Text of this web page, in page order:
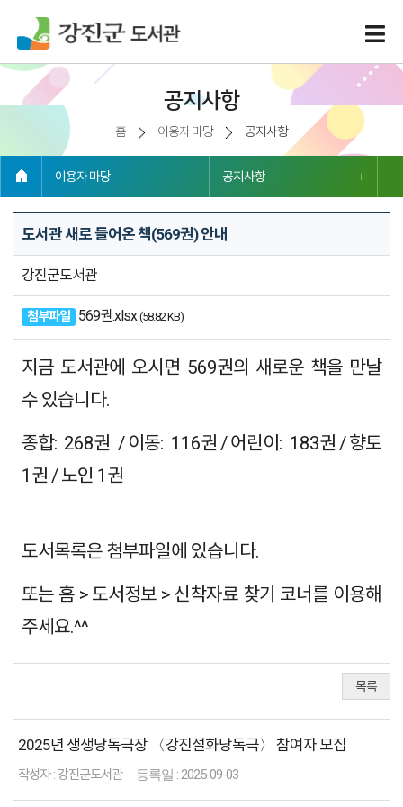
공지사항
홈 이용자 마당 공지사항
이용자 마당 공지사항
도서관 새로 들어온 책(569권) 안내
강진군도서관
첨부파일 569권.xlsx (58.82 KB)
지금 도서관에 오시면 569권의 새로운 책을 만날
수 있습니다.
종합: 268권 / 이동: 116권 / 어린이: 183권 / 향토
1권 / 노인 1권
도서목록은 첨부파일에 있습니다.
또는 홈 > 도서정보 > 신착자료 찾기 코너를 이용해
주세요.^^
목록
지
사
2025년 생생낭독극장 〈강진설화낭독극〉 참여자 모집
강진군도서관 2025-09-03